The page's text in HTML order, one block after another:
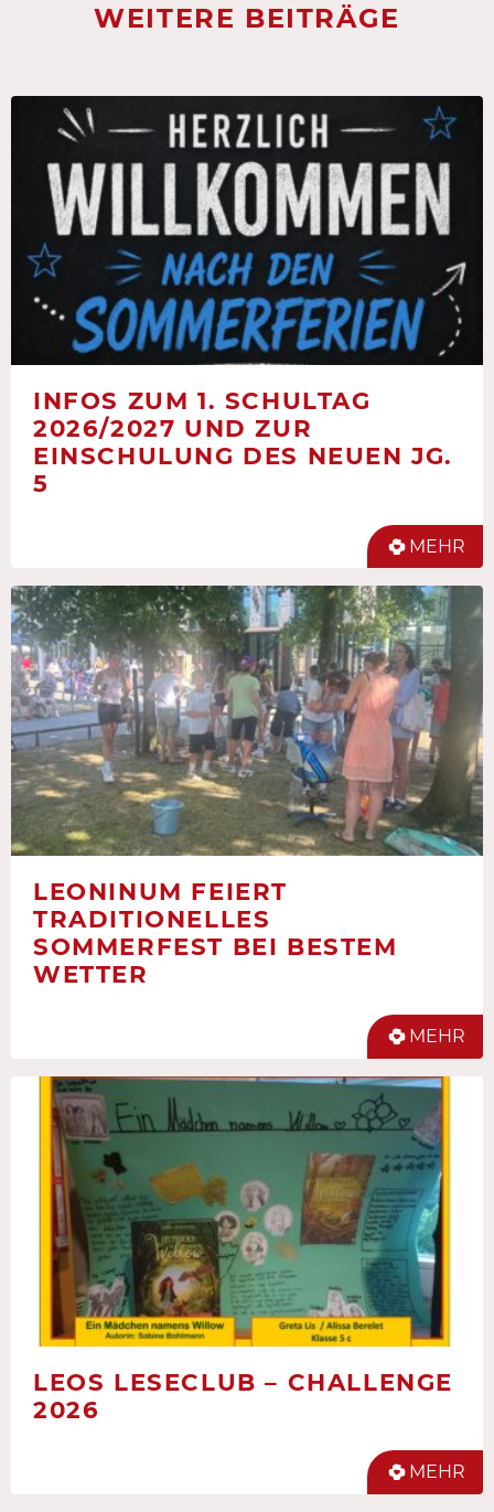
WEITERE BEITRÄGE
INFOS ZUM 1. SCHULTAG
2026/2027 UND ZUR
EINSCHULUNG DES NEUEN JG.
5
MEHR
LEONINUM FEIERT
TRADITIONELLES
SOMMERFEST BEI BESTEM
WETTER
MEHR
LEOS LESECLUB – CHALLENGE
2026
MEHR